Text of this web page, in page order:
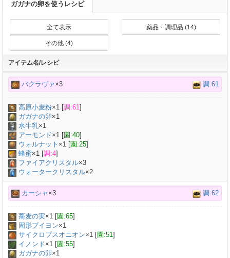
ガガナの卵を使うレシピ
全て表示 薬品・調理品 (14)
その他 (4)
アイテム名/レシピ
バクラヴァ×3 調:61
高原小麦粉×1 [調:61]
ガガナの卵×1
水牛乳×1
アーモンド×1 [園:40]
ウォルナット ×1 [園:25]
蜂蜜×1 [調:4]
ファイアクリスタル×3
ウォータークリスタル×2
カーシャ ×3 調:62
蕎麦の実×1 [園:65]
固形ブイヨン×1
サイクロプスオニオン×1 [園:51]
イノンド×1 [園:55]
ガガナの卵×1